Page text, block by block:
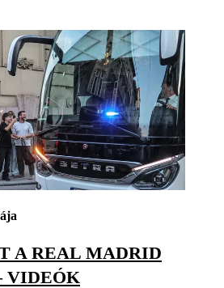
A REAL MADRID
VIDEÓK